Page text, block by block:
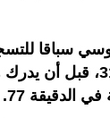
سباقا
إيلو في الدقيقة 31،
الدقيقة 77.